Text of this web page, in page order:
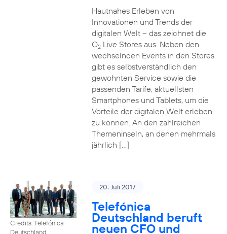
Hautnahes Erleben von
Innovationen und Trends der
digitalen Welt – das zeichnet die
O2Live Stores aus. Neben den
wechselnden Events in den Stores
gibt es selbstverständlich den
gewohnten Service sowie die
passenden Tarife, aktuellsten
Smartphones und Tablets, um die
Vorteile der digitalen Welt erleben
zu können. An den zahlreichen
Themeninseln, an denen mehrmals
jährlich […]
Credits: Telefónica
Deutschland
20. Juli 2017
Telefónica
Deutschland beruft
neuen CFO und